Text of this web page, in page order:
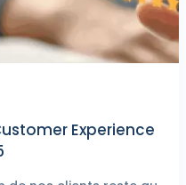
Experience